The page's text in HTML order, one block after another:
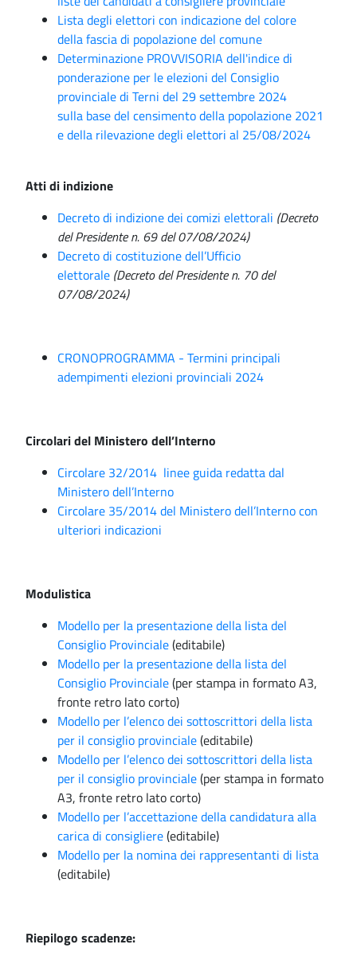
Lista degli elettori con indicazione del colore
della fascia di popolazione del comune
Determinazione PROVVISORIA dell'indice di
ponderazione per le elezioni del Consiglio
provinciale di Terni del 29 settembre 2024
sulla base del censimento della popolazione 2021
e della rilevazione degli elettori al 25/08/2024
Atti di indizione
Decreto di indizione dei comizi elettorali (Decreto
del Presidente n. 69 del 07/08/2024)
Decreto di costituzione dell’Ufficio
elettorale (Decreto del Presidente n. 70 del
07/08/2024)
CRONOPROGRAMMA - Termini principali
adempimenti elezioni provinciali 2024
Circolari del Ministero dell’Interno
Circolare 32/2014 linee guida redatta dal
Ministero dell’Interno
Circolare 35/2014 del Ministero dell’Interno con
ulteriori indicazioni
Modulistica
Modello per la presentazione della lista del
Consiglio Provinciale(editabile)
Modello per la presentazione della lista del
Consiglio Provinciale(per stampa in formato A3,
fronte retro lato corto)
Modello per l’elenco dei sottoscrittori della lista
per il consiglio provinciale(editabile)
Modello per l’elenco dei sottoscrittori della lista
per il consiglio provinciale(per stampa in formato
A3, fronte retro lato corto)
Modello per l’accettazione della candidatura alla
carica di consigliere(editabile)
Modello per la nomina dei rappresentanti di lista
(editabile)
Riepilogo scadenze: